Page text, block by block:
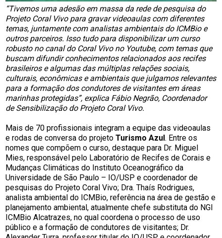
“Tivemos uma adesão em massa da rede de pesquisa do
Projeto Coral Vivo para gravar videoaulas com diferentes
temas, juntamente com analistas ambientais do ICMBio e
outros parceiros. Isso tudo para disponibilizar um curso
robusto no canal do Coral Vivo no Youtube, com temas que
buscam difundir conhecimentos relacionados aos recifes
brasileiros e algumas das múltiplas relações sociais,
culturais, econômicas e ambientais que julgamos relevantes
para a formação dos condutores de visitantes em áreas
marinhas protegidas”, explica Fábio Negrão, Coordenador
de Sensibilização do Projeto Coral Vivo.
Mais de 70 profissionais integram a equipe das videoaulas
e rodas de conversa do projetoTurismo Azul. Entre os
nomes que compõem o curso, destaque para Dr. Miguel
Mies, responsável pelo Laboratório de Recifes de Corais e
Mudanças Climáticas do Instituto Oceanográfico da
Universidade de São Paulo – IO/USP e coordenador de
pesquisas do Projeto Coral Vivo; Dra. Thaís Rodrigues,
analista ambiental do ICMBio, referência na área de gestão e
planejamento ambiental, atualmente chefe substituta do NGI
ICMBio Alcatrazes, no qual coordena o processo de uso
público e a formação de condutores de visitantes; Dr.